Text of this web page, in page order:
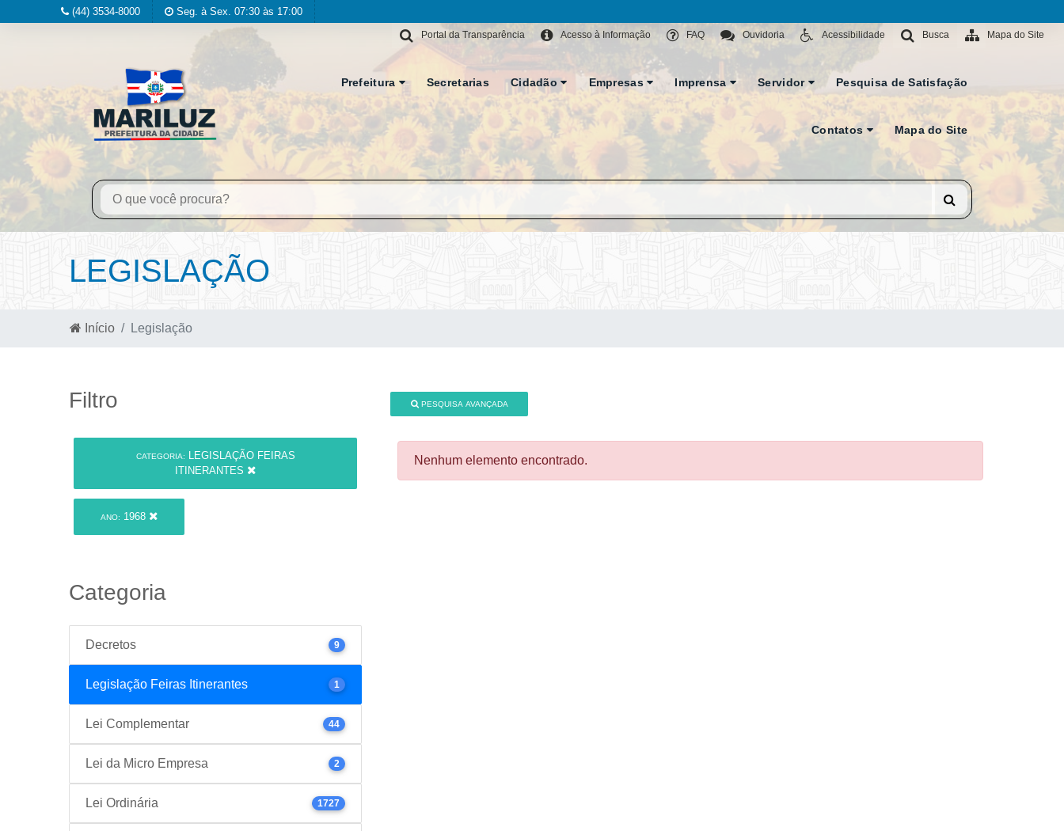
(44) 3534-8000 Seg. à Sex. 07:30 às 17:00
Mapa do Site
Busca
Acessibilidade
Ouvidoria
FAQ
Acesso à Informação
Portal da Transparência
Prefeitura Secretarias Cidadão Empresas Imprensa Servidor Pesquisa de Satisfação
Contatos Mapa do Site
LEGISLAÇÃO
Início Legislação
Filtro
CATEGORIA:
LEGISLAÇÃO FEIRAS
ITINERANTES
ANO: 1968
Categoria
Decretos 9
Legislação Feiras Itinerantes 1
Lei Complementar 44
Lei da Micro Empresa 2
Lei Ordinária 1727
PESQUISA AVANÇADA
Nenhum elemento encontrado.